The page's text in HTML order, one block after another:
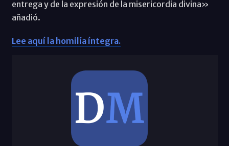
entrega y de la expresión de la misericordia divina»
añadió.
Lee aquí la homilía íntegra.